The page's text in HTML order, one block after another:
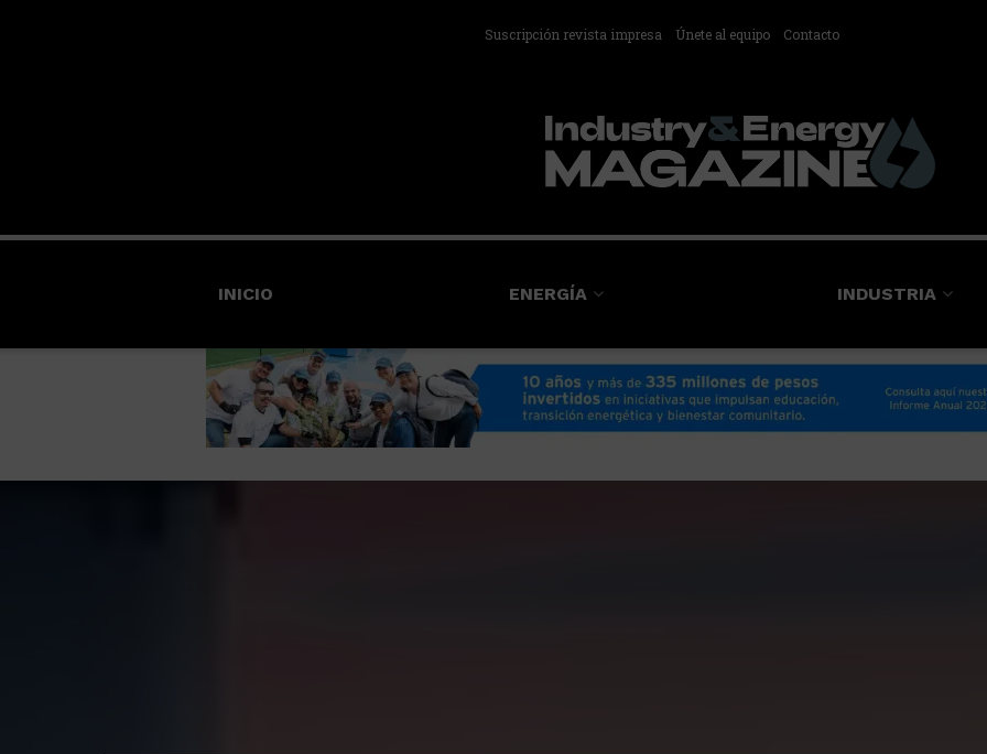
Suscripción revista impresa Únete al equipo Contacto
INICIO ENERGÍA INDUSTRIA